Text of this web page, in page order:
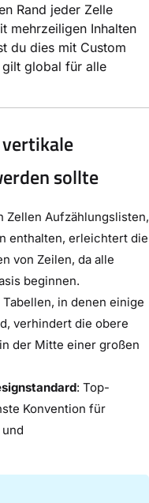
Rand jeder Zelle
mehrzeiligen Inhalten
du dies mit Custom
gilt global für alle
sollte
Zellen Aufzählungslisten,
enthalten, erleichtert die
von Zeilen, da alle
beginnen.
Tabellen, in denen einige
verhindert die obere
der Mitte einer großen
: Top-
Konvention für